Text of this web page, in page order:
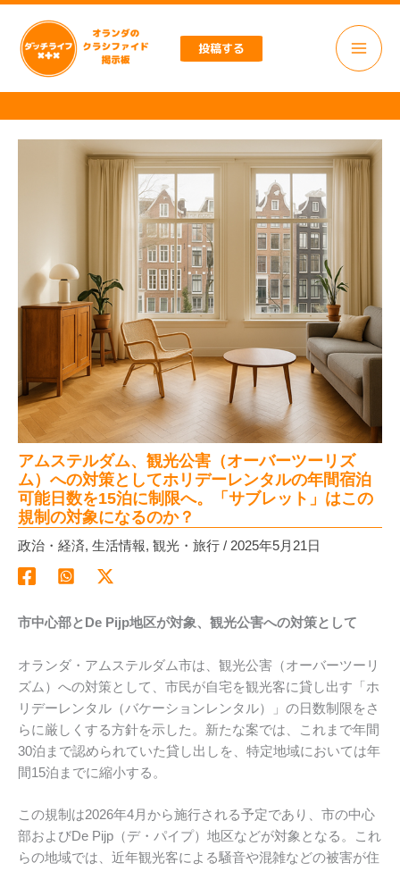
ッ
投稿する
アムステルダム、観光公害（オーバーツーリズ
ム）への対策としてホリデーレンタルの年間宿泊
可能日数を15泊に制限へ。「サブレット」はこの
規制の対象になるのか？
政治・経済, 生活情報, 観光・旅行 / 2025年5月21日
市中心部とDe Pijp地区が対象、観光公害への対策として
オランダ・アムステルダム市は、観光公害（オーバーツーリ
ズム）への対策として、市民が自宅を観光客に貸し出す「ホ
リデーレンタル（バケーションレンタル）」の日数制限をさ
らに厳しくする方針を示した。新たな案では、これまで年間
30泊まで認められていた貸し出しを、特定地域においては年
間15泊までに縮小する。
この規制は2026年4月から施行される予定であり、市の中心
部およびDe Pijp（デ・パイプ）地区などが対象となる。これ
らの地域では、近年観光客による騒音や混雑などの被害が住